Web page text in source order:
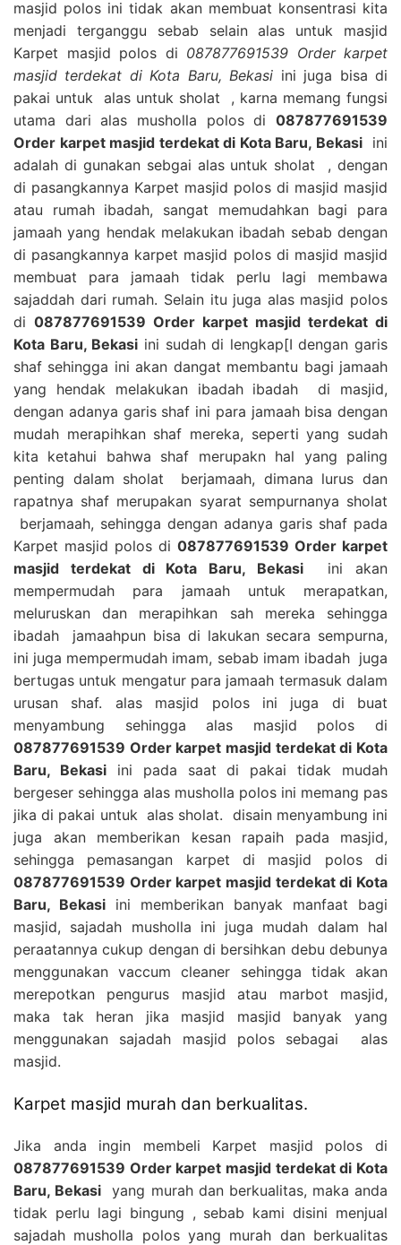
masjid polos ini tidak akan membuat konsentrasi kita
menjadi terganggu sebab selain alas untuk masjid
Karpet masjid polos di 087877691539 Order karpet
masjid terdekat di Kota Baru, Bekasi ini juga bisa di
pakai untuk alas untuk sholat , karna memang fungsi
utama dari alas musholla polos di 087877691539
Order karpet masjid terdekat di Kota Baru, Bekasiini
adalah di gunakan sebgai alas untuk sholat , dengan
di pasangkannya Karpet masjid polos di masjid masjid
atau rumah ibadah, sangat memudahkan bagi para
jamaah yang hendak melakukan ibadah sebab dengan
di pasangkannya karpet masjid polos di masjid masjid
membuat para jamaah tidak perlu lagi membawa
sajaddah dari rumah. Selain itu juga alas masjid polos
di 087877691539 Order karpet masjid terdekat di
Kota Baru, Bekasi ini sudah di lengkap[I dengan garis
shaf sehingga ini akan dangat membantu bagi jamaah
yang hendak melakukan ibadah ibadah di masjid,
dengan adanya garis shaf ini para jamaah bisa dengan
mudah merapihkan shaf mereka, seperti yang sudah
kita ketahui bahwa shaf merupakn hal yang paling
penting dalam sholat berjamaah, dimana lurus dan
rapatnya shaf merupakan syarat sempurnanya sholat
berjamaah, sehingga dengan adanya garis shaf pada
Karpet masjid polos di 087877691539 Order karpet
masjid terdekat di Kota Baru, Bekasiini akan
mempermudah para jamaah untuk merapatkan,
meluruskan dan merapihkan sah mereka sehingga
ibadah jamaahpun bisa di lakukan secara sempurna,
ini juga mempermudah imam, sebab imam ibadah juga
bertugas untuk mengatur para jamaah termasuk dalam
urusan shaf. alas masjid polos ini juga di buat
menyambung sehingga alas masjid polos di
087877691539 Order karpet masjid terdekat di Kota
Baru, Bekasiini pada saat di pakai tidak mudah
bergeser sehingga alas musholla polos ini memang pas
jika di pakai untuk alas sholat. disain menyambung ini
juga akan memberikan kesan rapaih pada masjid,
sehingga pemasangan karpet di masjid polos di
087877691539 Order karpet masjid terdekat di Kota
Baru, Bekasi ini memberikan banyak manfaat bagi
masjid, sajadah musholla ini juga mudah dalam hal
peraatannya cukup dengan di bersihkan debu debunya
menggunakan vaccum cleaner sehingga tidak akan
merepotkan pengurus masjid atau marbot masjid,
maka tak heran jika masjid masjid banyak yang
menggunakan sajadah masjid polos sebagai alas
masjid.
Karpet masjid murah dan berkualitas.
Jika anda ingin membeli Karpet masjid polos di
087877691539 Order karpet masjid terdekat di Kota
Baru, Bekasi yang murah dan berkualitas, maka anda
tidak perlu lagi bingung , sebab kami disini menjual
sajadah musholla polos yang murah dan berkualitas